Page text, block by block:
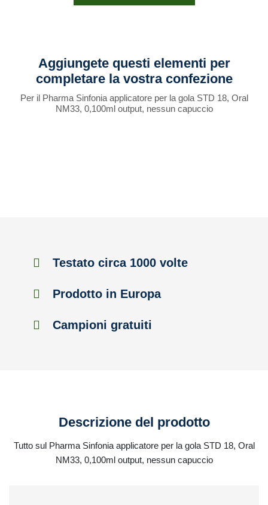
Aggiungete questi elementi per
completare la vostra confezione
Per il Pharma Sinfonia applicatore per la gola STD 18, Oral
NM33, 0,100ml output, nessun capuccio
Testato circa 1000 volte
Prodotto in Europa
Campioni gratuiti
Descrizione del prodotto
Tutto sul Pharma Sinfonia applicatore per la gola STD 18, Oral
NM33, 0,100ml output, nessun capuccio